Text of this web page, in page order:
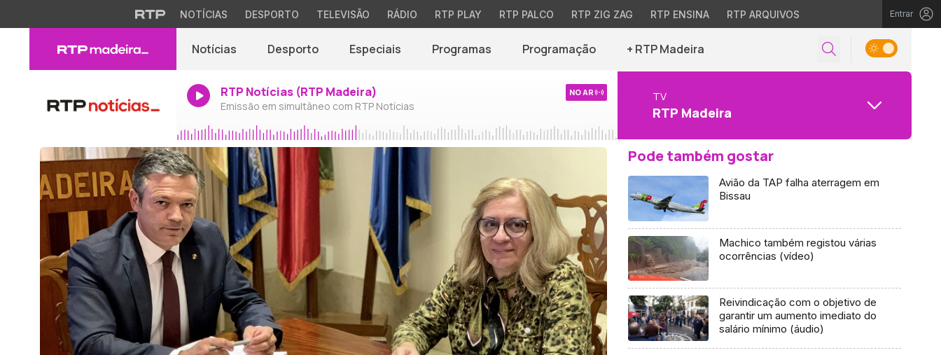
NOTÍCIAS DESPORTO TELEVISÃO RÁDIO RTP PLAY RTP PALCO RTP ZIG ZAG RTP ENSINA RTP ARQUIVOS Entrar
Notícias Desporto Especiais Programas Programação + RTP Madeira
RTP Notícias (RTP Madeira)
Emissão em simultâneo com RTP Notícias
NO AR TV
RTP Madeira
Pode também gostar
Avião da TAP falha aterragem em
Bissau
Machico também registou várias
ocorrências (vídeo)
Reivindicação com o objetivo de
garantir um aumento imediato do
salário mínimo (áudio)